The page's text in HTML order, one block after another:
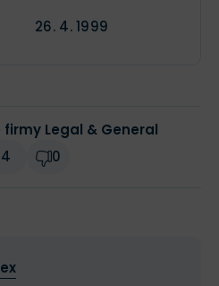
26. 4. 1999
Legal & General
4
0